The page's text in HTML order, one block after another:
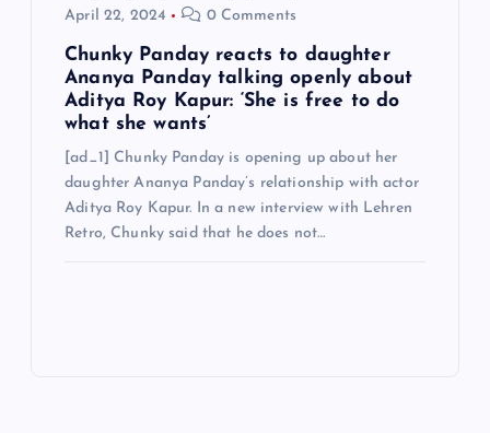
April 22, 2024
0 Comments
Chunky Panday reacts to daughter
Ananya Panday talking openly about
Aditya Roy Kapur: ‘She is free to do
what she wants’
[ad_1] Chunky Panday is opening up about her
daughter Ananya Panday’s relationship with actor
Aditya Roy Kapur. In a new interview with Lehren
Retro, Chunky said that he does not…